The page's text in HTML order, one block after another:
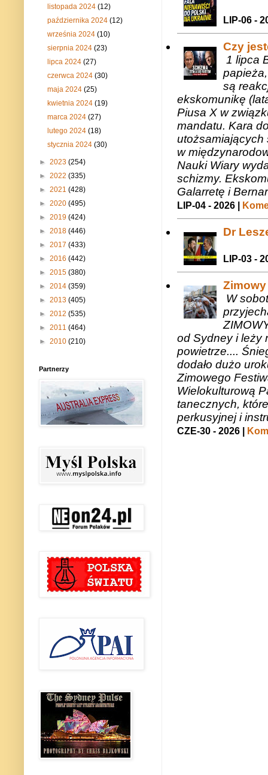
LIP-06 -
Czy
1 lipca
są
ekskomunikę
Piusa X w
mandatu. Kara
utożsamiających
w
Nauki Wiary
schizmy.
Galarretę i
LIP-04 - 2026 |
Dr
LIP-03 -
W
od Sydney i leży
powietrze....
dodało dużo
Zimowego
Wielokulturową
tanecznych,
perkusyjnej i
CZE-30 - 2026 |
listopada 2024(12)
października 2024(12)
września 2024(10)
sierpnia 2024(23)
lipca 2024(27)
czerwca 2024(30)
maja 2024(25)
kwietnia 2024(19)
marca 2024(27)
lutego 2024(18)
stycznia 2024(30)
► 2023 (254)
► 2022 (335)
► 2021 (428)
► 2020 (495)
► 2019 (424)
► 2018 (446)
► 2017 (433)
► 2016 (442)
► 2015 (380)
► 2014 (359)
► 2013 (405)
► 2012 (535)
► 2011 (464)
► 2010 (210)
Partnerzy